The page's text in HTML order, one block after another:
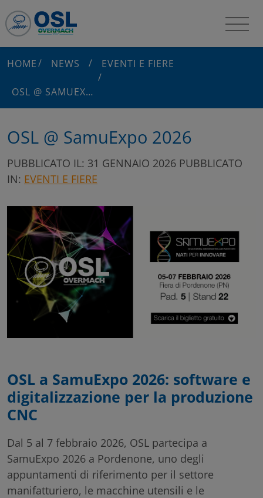
HOME NEWS EVENTI E FIERE
OSL @ SAMUEXPO 2026
OSL @ SamuExpo 2026
PUBBLICATO IL: 31 GENNAIO 2026 PUBBLICATO
IN: EVENTI E FIERE
OSL a SamuExpo 2026: software e
digitalizzazione per la produzione
CNC
Dal 5 al 7 febbraio 2026, OSL partecipa a
SamuExpo 2026 a Pordenone, uno degli
appuntamenti di riferimento per il settore
manifatturiero, le macchine utensili e le